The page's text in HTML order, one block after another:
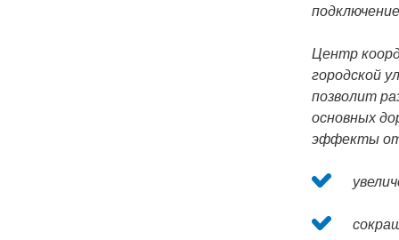
Центр
городской
позволит
основных
эффекты от